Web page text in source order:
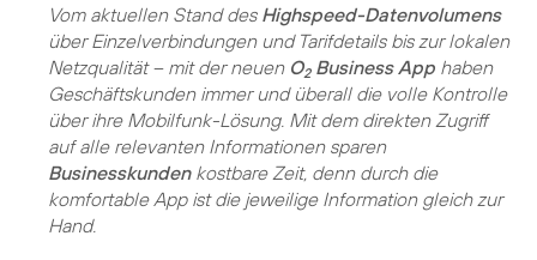
Vom aktuellen Stand des Highspeed-Datenvolumens
über Einzelverbindungen und Tarifdetails bis zur lokalen
Netzqualität – mit der neuen O2Business App haben
Geschäftskunden immer und überall die volle Kontrolle
über ihre Mobilfunk-Lösung. Mit dem direkten Zugriff
auf alle relevanten Informationen sparen
Businesskundenkostbare Zeit, denn durch die
komfortable App ist die jeweilige Information gleich zur
Hand.